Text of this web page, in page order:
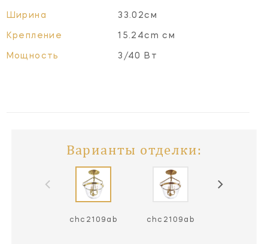
Ширина 33.02см
Крепление 15.24cm см
Мощность 3/40 Вт
Варианты отделки:
chc2109ab chc2109ab